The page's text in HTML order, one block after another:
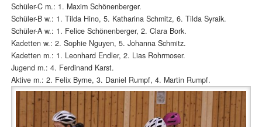
Schüler-C m.: 1. Maxim Schönenberger.
Schüler-B w.: 1. Tilda Hino, 5. Katharina Schmitz, 6. Tilda Syraik.
Schüler-A w.: 1. Felice Schönenberger, 2. Clara Bork.
Kadetten w.: 2. Sophie Nguyen, 5. Johanna Schmitz.
Kadetten m.: 1. Leonhard Endler, 2. Lias Rohrmoser.
Jugend m.: 4. Ferdinand Karst.
Aktive m.: 2. Felix Byrne, 3. Daniel Rumpf, 4. Martin Rumpf.